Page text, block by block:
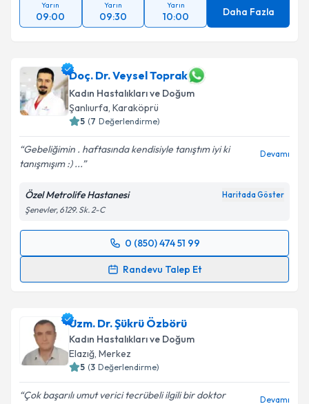
Yarın
09:00
Yarın
09:30
Yarın
10:00 Daha Fazla
Doç. Dr. Veysel Toprak
Kadın Hastalıkları ve Doğum
Şanlıurfa, Karaköprü
5 (7 Değerlendirme)
Gebeliğimin . haftasında kendisiyle tanıştım iyi ki
tanışmışım :) ...
Devamı
Özel Metrolife Hastanesi Haritada Göster
Şenevler, 6129. Sk. 2-C
0 (850) 474 51 99
Randevu Talep Et
Randevu Takvimi Talebi
takvim hazırlandığında e-posta ile bilgilendireceğiz.
E-posta Adresiniz
Uzm. Dr. Şükrü Özbörü
Kadın Hastalıkları ve Doğum
Elazığ, Merkez
5 (3 Değerlendirme)
Çok başarılı umut verici tecrübeli ilgili bir doktor
Devamı